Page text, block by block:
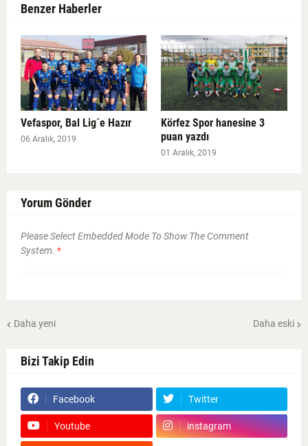
Benzer Haberler
Vefaspor, Bal Lig´e Hazır
06 Aralık, 2019
Körfez Spor hanesine 3
puan yazdı
01 Aralık, 2019
Yorum Gönder
Please Select Embedded Mode To Show The Comment
System. *
Daha yeni Daha eski
Bizi Takip Edin
Facebook Twitter
Youtube instagram